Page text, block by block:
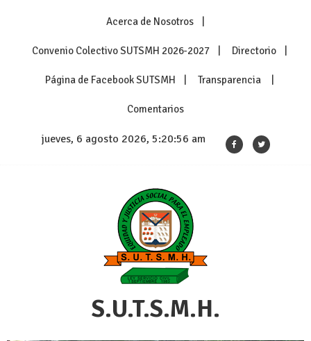
Acerca de Nosotros
Convenio Colectivo SUTSMH 2026-2027 Directorio
Página de Facebook SUTSMH Transparencia
Comentarios
jueves, 6 agosto 2026, 5:20:57 am
S.U.T.S.M.H.